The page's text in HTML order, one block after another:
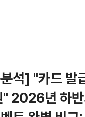
석] "카드 발
2026년 하